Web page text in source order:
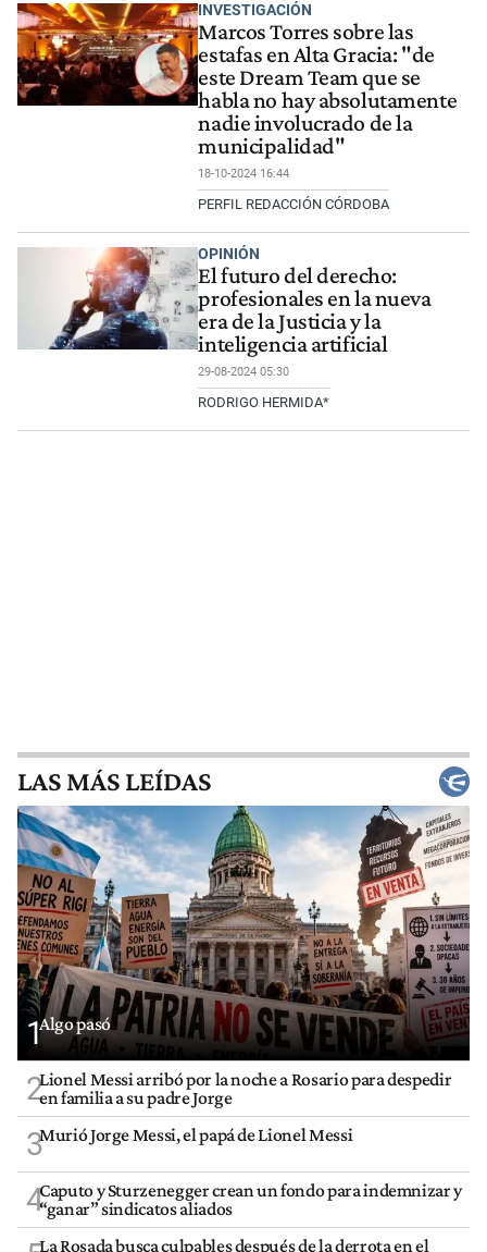
INVESTIGACIÓN
Marcos Torres sobre las
estafas en Alta Gracia: "de
este Dream Team que se
habla no hay absolutamente
nadie involucrado de la
municipalidad"
18-10-2024 16:44
PERFIL REDACCIÓN CÓRDOBA
OPINIÓN
El futuro del derecho:
profesionales en la nueva
era de la Justicia y la
inteligencia artificial
29-08-2024 05:30
RODRIGO HERMIDA*
LAS MÁS LEÍDAS
1Algo pasó
2Lionel Messi arribó por la noche a Rosario para despedir
en familia a su padre Jorge
3Murió Jorge Messi, el papá de Lionel Messi
4Caputo y Sturzenegger crean un fondo para indemnizar y
“ganar” sindicatos aliados
La Rosada busca culpables después de la derrota en el